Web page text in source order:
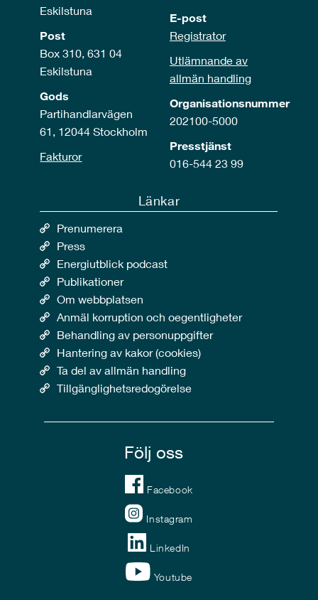
Eskilstuna
Post
Box 310, 631 04
Eskilstuna
Gods
Partihandlarvägen
61, 12044 Stockholm
Fakturor
E-post
Registrator
Utlämnande av
allmän handling
Organisationsnummer
202100-5000
Presstjänst
016-544 23 99
Länkar
Prenumerera
Press
Energiutblick podcast
Publikationer
Om webbplatsen
Anmäl korruption och oegentligheter
Behandling av personuppgifter
Hantering av kakor (cookies)
Ta del av allmän handling
Tillgänglighetsredogörelse
Följ oss
Facebook
Instagram
LinkedIn
Youtube